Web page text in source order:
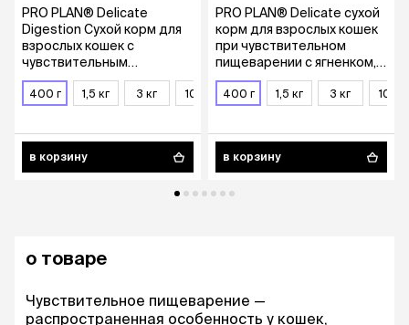
PRO PLAN® Delicate
Digestion Сухой корм для
взрослых кошек с
чувствительным
пищеварением, с высоким
содержанием индейки,
400 г 1,5 кг 3 кг 10 кг
в корзину
PRO PLAN® Delicate сухой
корм для взрослых кошек
при чувствительном
пищеварении с ягненком,
400 г
400 г 1,5 кг 3 кг 10 кг
в корзину
о товаре
Чувствительное пищеварение —
распространенная особенность у кошек,